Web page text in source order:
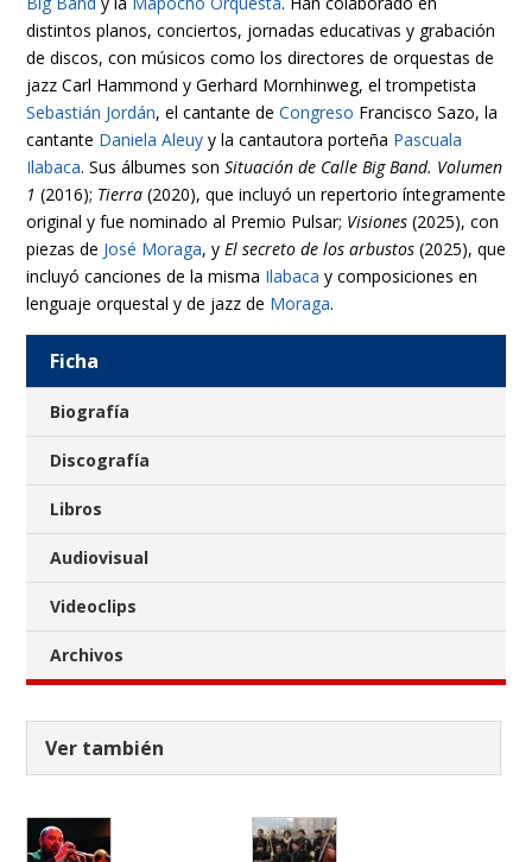
distintos planos, conciertos, jornadas educativas y grabación
de discos, con músicos como los directores de orquestas de
jazz Carl Hammond y Gerhard Mornhinweg, el trompetista
Sebastián Jordán, el cantante de Congreso Francisco Sazo, la
cantante Daniela Aleuyy la cantautora porteña Pascuala
Ilabaca. Sus álbumes son Situación de Calle Big Band. Volumen
1 (2016); Tierra(2020), que incluyó un repertorio íntegramente
original y fue nominado al Premio Pulsar; Visiones(2025), con
piezas de José Moraga, y El secreto de los arbustos(2025), que
incluyó canciones de la misma Ilabaca y composiciones en
lenguaje orquestal y de jazz de Moraga.
Ficha
Biografía
Discografía
Libros
Audiovisual
Videoclips
Archivos
Ver también